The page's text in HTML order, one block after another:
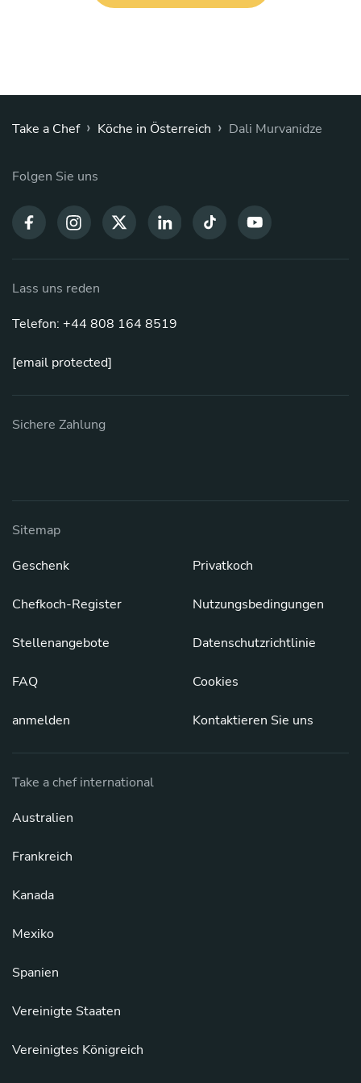
Take a Chef › Köche in Österreich › Dali Murvanidze
Folgen Sie uns
Lass uns reden
Telefon: +44 808 164 8519
[email protected]
Sichere Zahlung
Sitemap
Geschenk
Chefkoch-Register
Stellenangebote
FAQ
anmelden
Privatkoch
Nutzungsbedingungen
Datenschutzrichtlinie
Cookies
Kontaktieren Sie uns
Take a chef international
Australien
Frankreich
Kanada
Mexiko
Spanien
Vereinigte Staaten
Vereinigtes Königreich